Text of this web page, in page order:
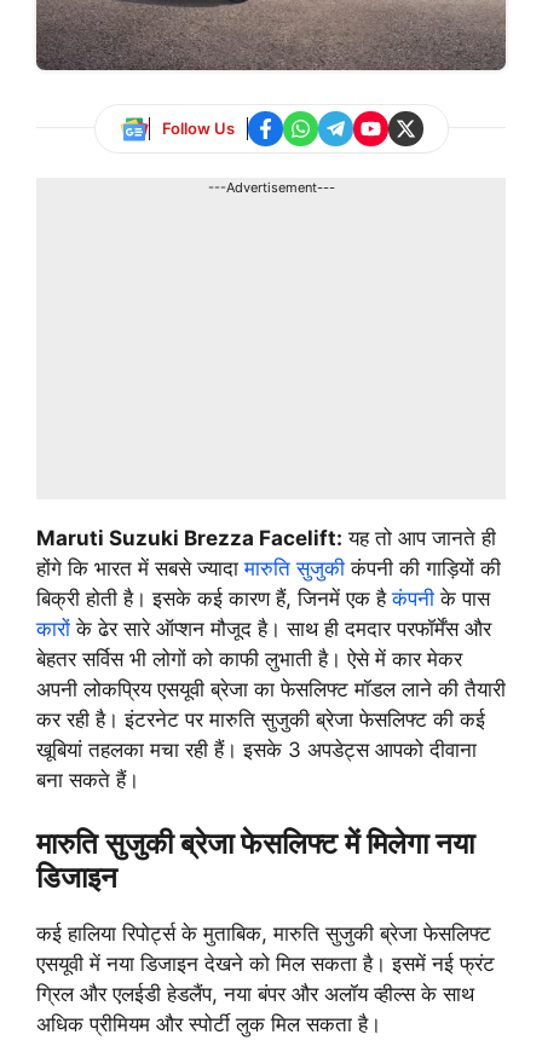
Follow Us
---Advertisement---
Maruti Suzuki Brezza Facelift: यह तो आप जानते ही
होंगे कि भारत में सबसे ज्यादामारुति सुजुकी कंपनी की गाड़ियों की
बिक्री होती है। इसके कई कारण हैं, जिनमें एक हैकंपनी के पास
कारों के ढेर सारे ऑप्शन मौजूद है। साथ ही दमदार परफॉर्मेंस और
बेहतर सर्विस भी लोगों को काफी लुभाती है। ऐसे में कार मेकर
अपनी लोकप्रिय एसयूवी ब्रेजा का फेसलिफ्ट मॉडल लाने की तैयारी
कर रही है। इंटरनेट पर मारुति सुजुकी ब्रेजा फेसलिफ्ट की कई
खूबियां तहलका मचा रही हैं। इसके 3 अपडेट्स आपको दीवाना
बना सकते हैं।
मारुति सुजुकी ब्रेजा फेसलिफ्ट में मिलेगा नया
डिजाइन
कई हालिया रिपोर्ट्स के मुताबिक, मारुति सुजुकी ब्रेजा फेसलिफ्ट
एसयूवी में नया डिजाइन देखने को मिल सकता है। इसमें नई फ्रंट
ग्रिल और एलईडी हेडलैंप, नया बंपर और अलॉय व्हील्स के साथ
अधिक प्रीमियम और स्पोर्टी लुक मिल सकता है।